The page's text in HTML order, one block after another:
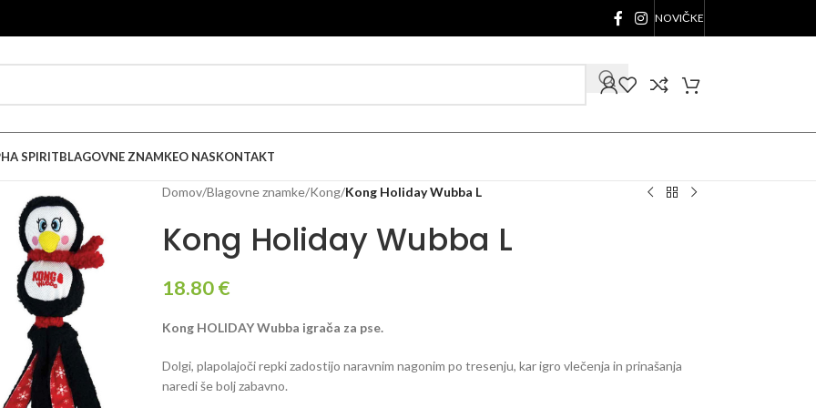
NOVIČKE
SPIRITBLAGOVNE ZNAMKEO NASKONTAKT
Domov/Blagovne znamke/Kong/Kong Holiday Wubba L
Kong Holiday Wubba L
18.80€
Kong HOLIDAY Wubba igrača za pse.
Dolgi, plapolajoči repki zadostijo naravnim nagonim po tresenju, kar igro vlečenja in prinašanja
naredi še bolj zabavno.